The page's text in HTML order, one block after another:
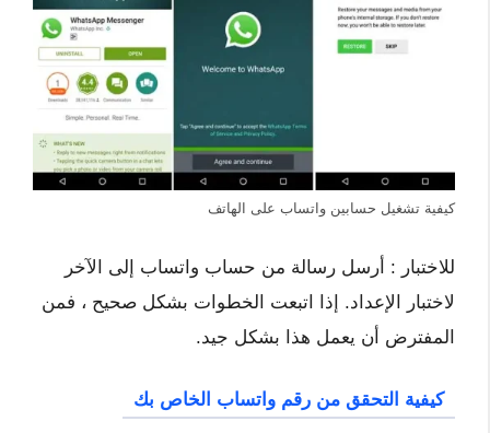
كيفية تشغيل حسابين واتساب على الهاتف
للاختبار : أرسل رسالة من حساب واتساب إلى الآخر
لاختبار الإعداد. إذا اتبعت الخطوات بشكل صحيح ، فمن
المفترض أن يعمل هذا بشكل جيد.
كيفية التحقق من رقم واتساب الخاص بك